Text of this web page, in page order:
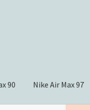
90 Nike Air Max 97